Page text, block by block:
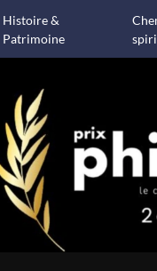
Histoire &
Patrimoine